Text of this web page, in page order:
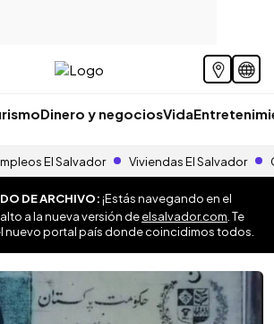
Dinero y negociosVida
El Salvador Viviendas El Salvador
DE ARCHIVO:¡Estás navegando en el
a la nueva versión deelsalvador.com . Te
nuevo portal país donde coincidimos todos.